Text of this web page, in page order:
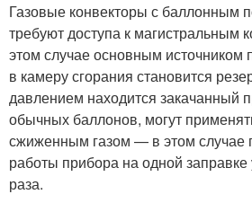
Газовые конвекторы с баллонным
требуют доступа к магистральным
этом случае основным источником
в камеру сгорания становится
давлением находится закачанный
обычных баллонов, могут
сжиженным газом — в этом случае
работы прибора на одной заправке
раза.